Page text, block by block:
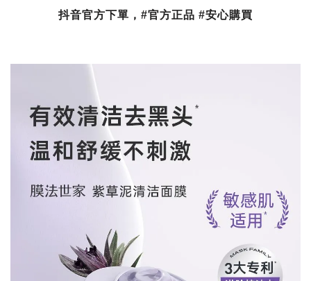
抖音官方下單，#官方正品 #安心購買